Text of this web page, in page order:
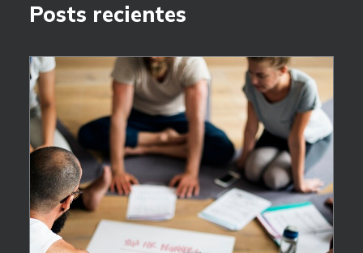
Posts recientes